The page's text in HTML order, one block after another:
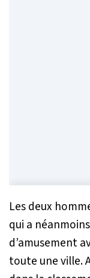
Les deux
qui a
d’amusement
toute une ville.